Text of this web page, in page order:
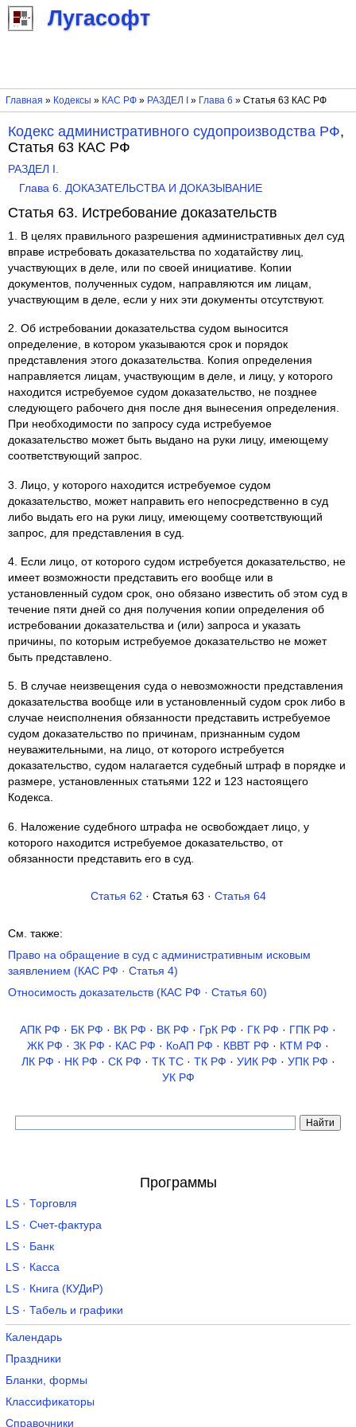
Лугасофт
Главная » Кодексы » КАС РФ» РАЗДЕЛ I » Глава 6 » Статья 63 КАС РФ
Кодекс административного судопроизводства РФ,
Статья 63 КАС РФ
РАЗДЕЛ I.
Глава 6. ДОКАЗАТЕЛЬСТВА И ДОКАЗЫВАНИЕ
Статья 63. Истребование доказательств
1. В целях правильного разрешения административных дел суд
вправе истребовать доказательства по ходатайству лиц,
участвующих в деле, или по своей инициативе. Копии
документов, полученных судом, направляются им лицам,
участвующим в деле, если у них эти документы отсутствуют.
2. Об истребовании доказательства судом выносится
определение, в котором указываются срок и порядок
представления этого доказательства. Копия определения
направляется лицам, участвующим в деле, и лицу, у которого
находится истребуемое судом доказательство, не позднее
следующего рабочего дня после дня вынесения определения.
При необходимости по запросу суда истребуемое
доказательство может быть выдано на руки лицу, имеющему
соответствующий запрос.
3. Лицо, у которого находится истребуемое судом
доказательство, может направить его непосредственно в суд
либо выдать его на руки лицу, имеющему соответствующий
запрос, для представления в суд.
4. Если лицо, от которого судом истребуется доказательство, не
имеет возможности представить его вообще или в
установленный судом срок, оно обязано известить об этом суд в
течение пяти дней со дня получения копии определения об
истребовании доказательства и (или) запроса и указать
причины, по которым истребуемое доказательство не может
быть представлено.
5. В случае неизвещения суда о невозможности представления
доказательства вообще или в установленный судом срок либо в
случае неисполнения обязанности представить истребуемое
судом доказательство по причинам, признанным судом
неуважительными, на лицо, от которого истребуется
доказательство, судом налагается судебный штраф в порядке и
размере, установленных статьями 122 и 123 настоящего
Кодекса.
6. Наложение судебного штрафа не освобождает лицо, у
которого находится истребуемое доказательство, от
обязанности представить его в суд.
Статья 62 · Статья 63 · Статья 64
См. также:
Право на обращение в суд с административным исковым
заявлением (КАС РФ · Статья 4)
Относимость доказательств (КАС РФ · Статья 60)
АПК РФ · БК РФ · ВК РФ · ВК РФ · ГрК РФ · ГК РФ · ГПК РФ ·
ЖК РФ · ЗК РФ · КАС РФ · КоАП РФ · КВВТ РФ · КТМ РФ ·
ЛК РФ · НК РФ · СК РФ · ТК TC· ТК РФ · УИК РФ · УПК РФ ·
УК РФ
Программы
LS · Торговля
LS · Счет-фактура
LS · Банк
LS · Касса
LS · Книга (КУДиР)
LS · Табель и графики
Календарь
Праздники
Бланки, формы
Классификаторы
Справочники